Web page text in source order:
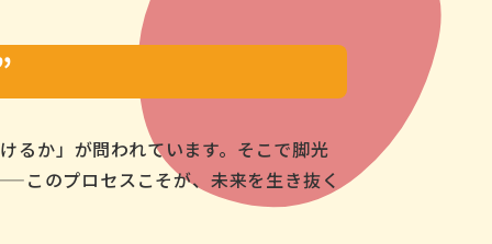
か」が問われています。そこで脚光
このプロセスこそが、未来を生き抜く